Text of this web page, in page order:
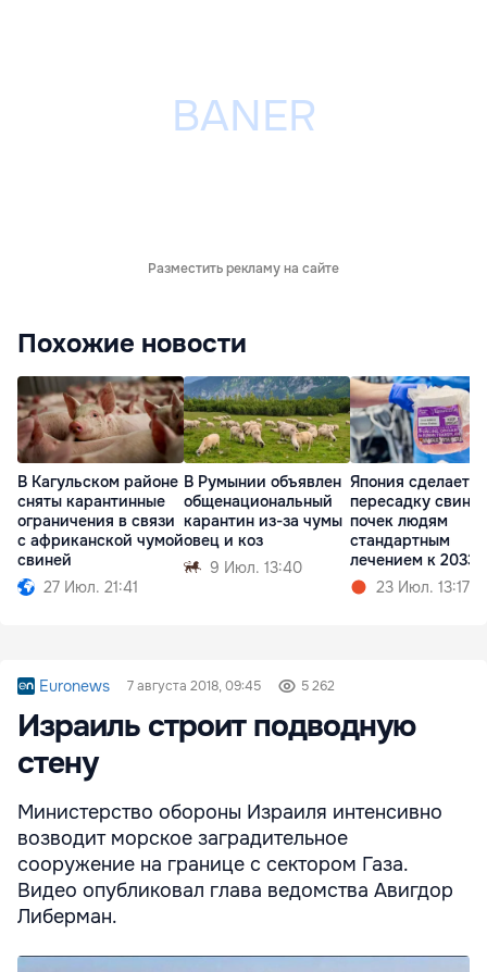
Разместить рекламу на сайте
Похожие новости
В Кагульском районе
сняты карантинные
ограничения в связи
с африканской чумой
свиней
27 Июл. 21:41
В Румынии объявлен
общенациональный
карантин из-за чумы
овец и коз
9 Июл. 13:40
Япония сделает
пересадку
почек людям
стандартным
лечением к 2033
23 Июл. 13:17
Euronews 7 августа 2018, 09:45 5 262
Израиль строит подводную
стену
Министерство обороны Израиля интенсивно
возводит морское заградительное
сооружение на границе с сектором Газа.
Видео опубликовал глава ведомства Авигдор
Либерман.